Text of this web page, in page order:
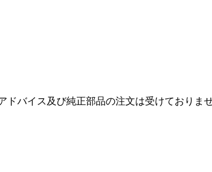
バイス及び純正部品の注文は受けておりませ